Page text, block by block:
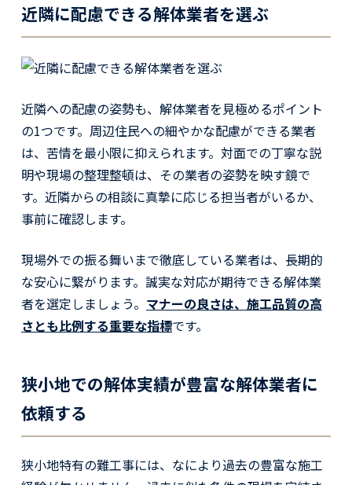
近隣に配慮できる解体業者を選ぶ
近隣への配慮の姿勢も、解体業者を見極めるポイント
の1つです。周辺住民への細やかな配慮ができる業者
は、苦情を最小限に抑えられます。対面での丁寧な説
明や現場の整理整頓は、その業者の姿勢を映す鏡で
す。近隣からの相談に真摯に応じる担当者がいるか、
事前に確認します。
現場外での振る舞いまで徹底している業者は、長期的
な安心に繋がります。誠実な対応が期待できる解体業
者を選定しましょう。 マナーの良さは、施工品質の高
さとも比例する重要な指標です。
狭小地での解体実績が豊富な解体業者に
依頼する
狭小地特有の難工事には、なにより過去の豊富な施工